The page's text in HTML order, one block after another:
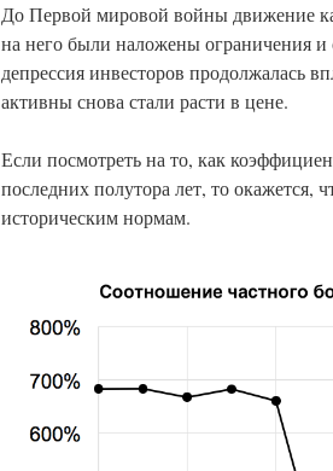
До Первой мировой войны движение
на него были наложены ограничения и
депрессия инвесторов продолжалась
активны снова стали расти в цене.
Если посмотреть на то, как
последних полутора лет, то окажется,
историческим нормам.